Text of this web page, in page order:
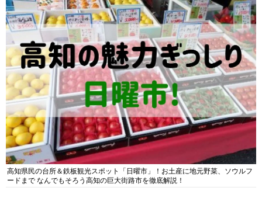
高知県民の台所＆鉄板観光スポット「日曜市」！お土産に地元野菜、ソウルフ
ードまで なんでもそろう高知の巨大街路市を徹底解説！